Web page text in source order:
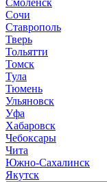
Смоленск
Сочи
Ставрополь
Тверь
Тольятти
Томск
Тула
Тюмень
Ульяновск
Уфа
Хабаровск
Чебоксары
Чита
Южно-Сахалинск
Якутск